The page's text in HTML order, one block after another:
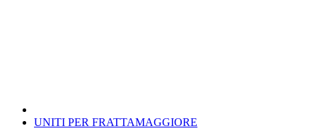
UNITI PER FRATTAMAGGIORE